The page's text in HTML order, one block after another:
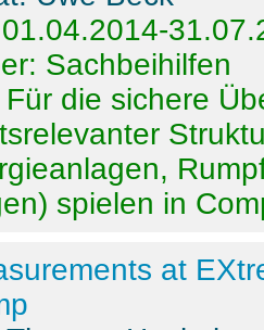
Sachbeihilfen
Für die sichere
spielen in
at